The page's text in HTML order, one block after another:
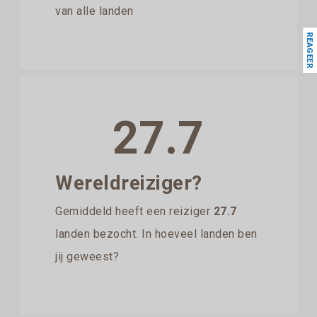
van alle landen
27.7
Wereldreiziger?
Gemiddeld heeft een reiziger 27.7
landen bezocht. In hoeveel landen ben
jij geweest?
REAGEER